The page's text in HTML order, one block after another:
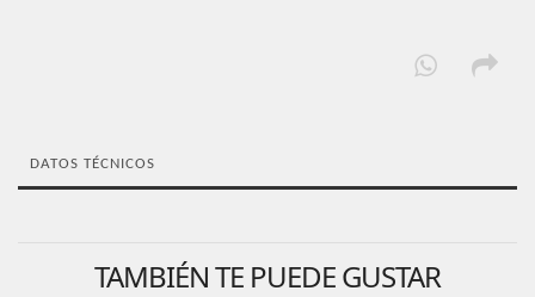
DATOS TÉCNICOS
TAMBIÉN TE PUEDE GUSTAR